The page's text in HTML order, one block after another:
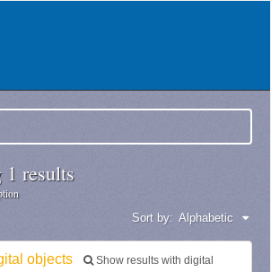
1 results
Sort by: Alphabetic
objects
Show results with digital